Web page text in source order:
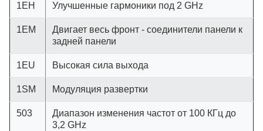
1EH Улучшенные гармоники под 2 GHz
1EM
Двигает весь фронт - соединители панели к
задней панели
1EU Высокая сила выхода
1SM Модуляция развертки
503
Диапазон изменения частот от 100 КГц до
3,2 GHz